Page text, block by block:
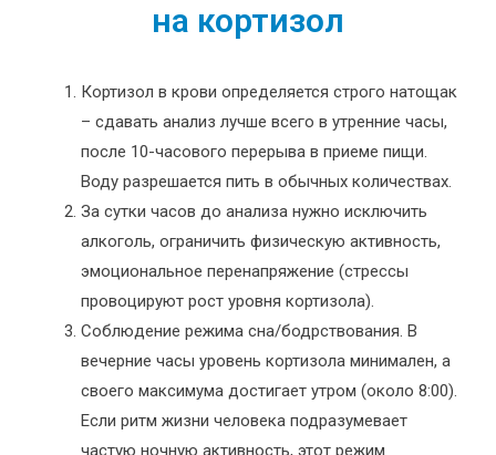
на кортизол
Кортизол в крови определяется строго натощак
– сдавать анализ лучше всего в утренние часы,
после 10-часового перерыва в приеме пищи.
Воду разрешается пить в обычных количествах.
За сутки часов до анализа нужно исключить
алкоголь, ограничить физическую активность,
эмоциональное перенапряжение (стрессы
провоцируют рост уровня кортизола).
Соблюдение режима сна/бодрствования. В
вечерние часы уровень кортизола минимален, а
своего максимума достигает утром (около 8:00).
Если ритм жизни человека подразумевает
частую ночную активность, этот режим